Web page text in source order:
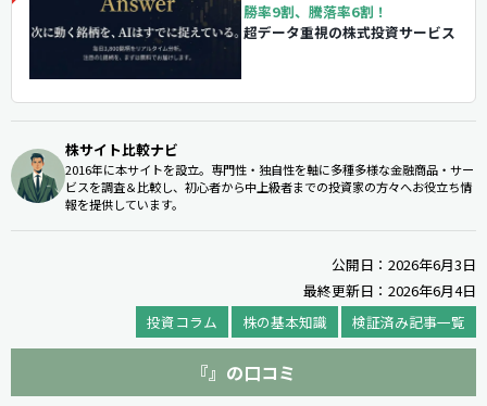
勝率9割、騰落率6割！
超データ重視の株式投資サービス
株サイト比較ナビ
2016年に本サイトを設立。専門性・独自性を軸に多種多様な金融商品・サー
ビスを調査＆比較し、初心者から中上級者までの投資家の方々へお役立ち情
報を提供しています。
公開日：2026年6月3日
最終更新日：2026年6月4日
投資コラム
株の基本知識 検証済み記事一覧
『』の口コミ